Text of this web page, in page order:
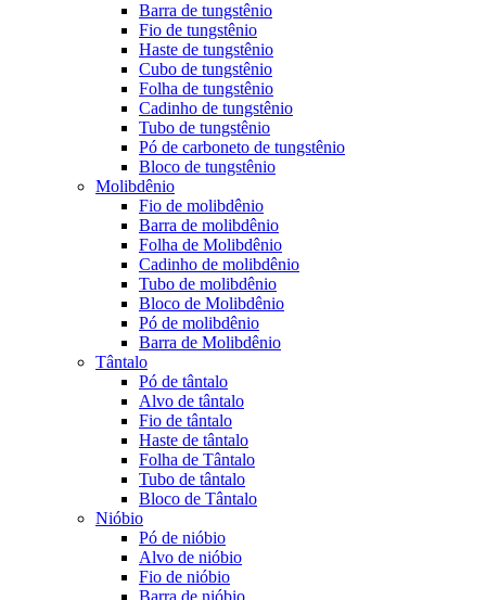
Barra de tungstênio
Fio de tungstênio
Haste de tungstênio
Cubo de tungstênio
Folha de tungstênio
Cadinho de tungstênio
Tubo de tungstênio
Pó de carboneto de tungstênio
Bloco de tungstênio
Molibdênio
Fio de molibdênio
Barra de molibdênio
Folha de Molibdênio
Cadinho de molibdênio
Tubo de molibdênio
Bloco de Molibdênio
Pó de molibdênio
Barra de Molibdênio
Tântalo
Pó de tântalo
Alvo de tântalo
Fio de tântalo
Haste de tântalo
Folha de Tântalo
Tubo de tântalo
Bloco de Tântalo
Nióbio
Pó de nióbio
Alvo de nióbio
Fio de nióbio
Barra de nióbio